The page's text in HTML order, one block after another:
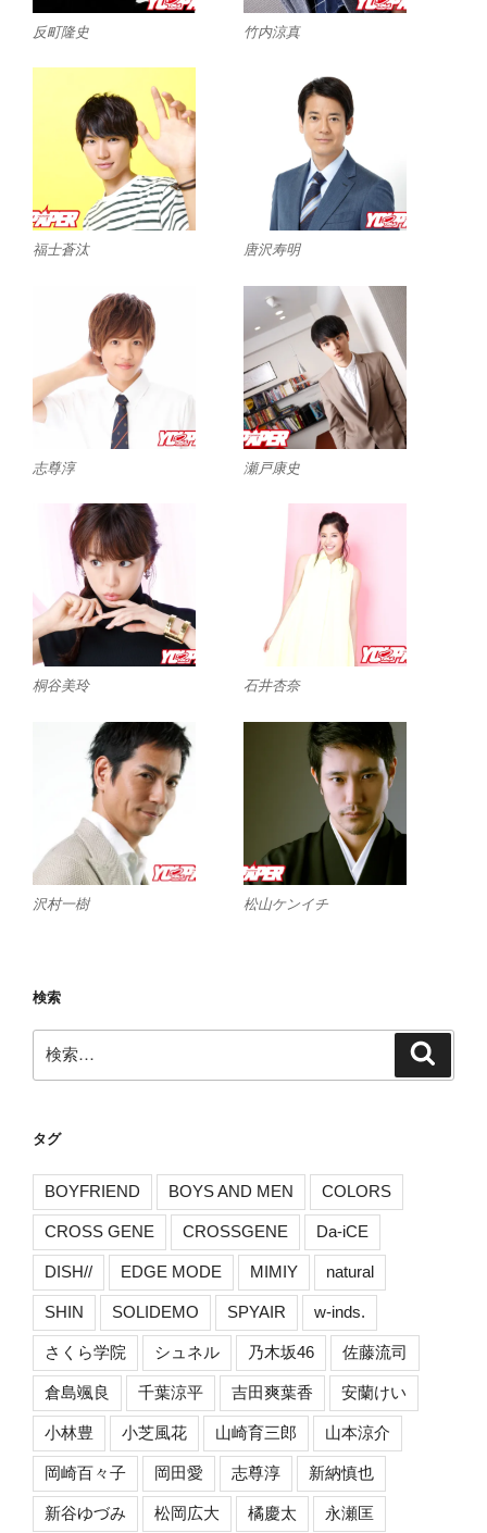
反町隆史 竹内涼真
福士蒼汰 唐沢寿明
志尊淳 瀬戸康史
桐谷美玲 石井杏奈
沢村一樹 松山ケンイチ
検索
索:
タグ
BOYFRIEND BOYS AND MEN COLORS
CROSS GENE CROSSGENE Da-iCE
DISH// EDGE MODE MIMIY natural
SHIN SOLIDEMO SPYAIR w-inds.
さくら学院 シュネル 乃木坂46 佐藤流司
倉島颯良 千葉涼平 吉田爽葉香 安蘭けい
小林豊 小芝風花 山崎育三郎 山本涼介
岡崎百々子 岡田愛 志尊淳 新納慎也
新谷ゆづみ 松岡広大 橘慶太 永瀬匡